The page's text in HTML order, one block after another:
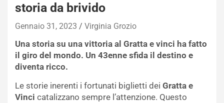
storia da brivido
Gennaio 31, 2023 Virginia Grozio
Una storia su una vittoria al Gratta e vinci ha fatto
il giro del mondo. Un 43enne sfida il destino e
diventa ricco.
Le storie inerenti i fortunati biglietti dei Gratta e
Vinci catalizzano sempre l’attenzione. Questo